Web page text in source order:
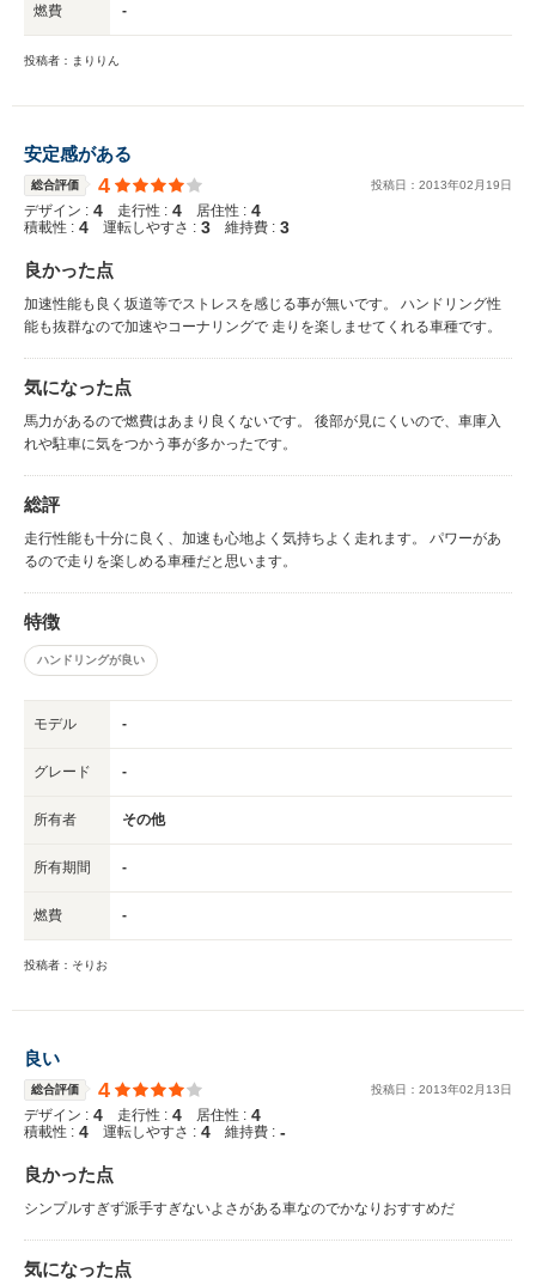
燃費 -
投稿者：まりりん
安定感がある
総合評価 4 投稿日： 2013年02 月 19日
デザイン : 4 走行性 : 4 居住性 : 4
積載性 : 4 運転しやすさ : 3 維持費 : 3
良かった点
加速性能も良く坂道等でストレスを感じる事が無いです。 ハンドリング性
能も抜群なので加速やコーナリングで 走りを楽しませてくれる車種です。
気になった点
馬力があるので燃費はあまり良くないです。 後部が見にくいので、車庫入
れや駐車に気をつかう事が多かったです。
総評
走行性能も十分に良く、加速も心地よく気持ちよく走れます。 パワーがあ
るので走りを楽しめる車種だと思います。
特徴
ハンドリングが良い
モデル -
グレード -
所有者 その他
所有期間 -
燃費 -
投稿者：そりお
良い
総合評価 4 投稿日： 2013年02 月 13日
デザイン : 4 走行性 : 4 居住性 : 4
積載性 : 4 運転しやすさ : 4 維持費 : -
良かった点
シンプルすぎず派手すぎないよさがある車なのでかなりおすすめだ
気になった点